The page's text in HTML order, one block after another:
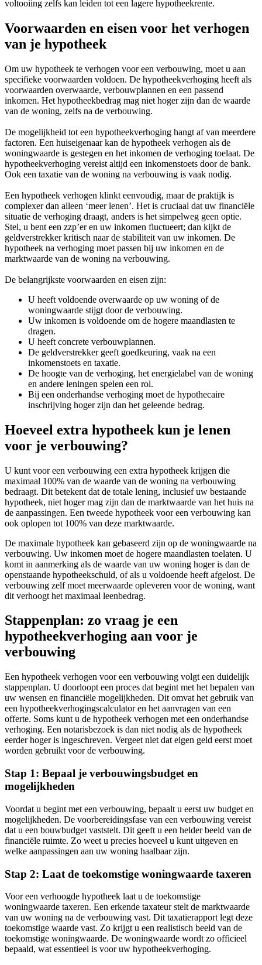
voltooiing zelfs kan leiden tot een lagere hypotheekrente.
Voorwaarden en eisen voor het verhogen
van je hypotheek
Om uw hypotheek te verhogen voor een verbouwing, moet u aan
specifieke voorwaarden voldoen. De hypotheekverhoging heeft als
voorwaarden overwaarde, verbouwplannen en een passend
inkomen. Het hypotheekbedrag mag niet hoger zijn dan de waarde
van de woning, zelfs na de verbouwing.
De mogelijkheid tot een hypotheekverhoging hangt af van meerdere
factoren. Een huiseigenaar kan de hypotheek verhogen als de
woningwaarde is gestegen en het inkomen de verhoging toelaat. De
hypotheekverhoging vereist altijd een inkomenstoets door de bank.
Ook een taxatie van de woning na verbouwing is vaak nodig.
Een hypotheek verhogen klinkt eenvoudig, maar de praktijk is
complexer dan alleen ‘meer lenen’. Het is cruciaal dat uw financiële
situatie de verhoging draagt, anders is het simpelweg geen optie.
Stel, u bent een zzp’er en uw inkomen fluctueert; dan kijkt de
geldverstrekker kritisch naar de stabiliteit van uw inkomen. De
hypotheek na verhoging moet passen bij uw inkomen en de
marktwaarde van de woning na verbouwing.
De belangrijkste voorwaarden en eisen zijn:
U heeft voldoende overwaarde op uw woning of de
woningwaarde stijgt door de verbouwing.
Uw inkomen is voldoende om de hogere maandlasten te
dragen.
U heeft concrete verbouwplannen.
De geldverstrekker geeft goedkeuring, vaak na een
inkomenstoets en taxatie.
De hoogte van de verhoging, het energielabel van de woning
en andere leningen spelen een rol.
Bij een onderhandse verhoging moet de hypothecaire
inschrijving hoger zijn dan het geleende bedrag.
Hoeveel extra hypotheek kun je lenen
voor je verbouwing?
U kunt voor een verbouwing een extra hypotheek krijgen die
maximaal 100% van de waarde van de woning na verbouwing
bedraagt. Dit betekent dat de totale lening, inclusief uw bestaande
hypotheek, niet hoger mag zijn dan de marktwaarde van het huis na
de aanpassingen. Een tweede hypotheek voor een verbouwing kan
ook oplopen tot 100% van deze marktwaarde.
De maximale hypotheek kan gebaseerd zijn op de woningwaarde na
verbouwing. Uw inkomen moet de hogere maandlasten toelaten. U
komt in aanmerking als de waarde van uw woning hoger is dan de
openstaande hypotheekschuld, of als u voldoende heeft afgelost. De
verbouwing zelf moet meerwaarde opleveren voor de woning, want
dit verhoogt het maximaal leenbedrag.
Stappenplan: zo vraag je een
hypotheekverhoging aan voor je
verbouwing
Een hypotheek verhogen voor een verbouwing volgt een duidelijk
stappenplan. U doorloopt een proces dat begint met het bepalen van
uw wensen en financiële mogelijkheden. Dit omvat het gebruik van
een hypotheekverhogingscalculator en het aanvragen van een
offerte. Soms kunt u de hypotheek verhogen met een onderhandse
verhoging. Een notarisbezoek is dan niet nodig als de hypotheek
eerder hoger is ingeschreven. Vergeet niet dat eigen geld eerst moet
worden gebruikt voor de verbouwing.
Stap 1: Bepaal je verbouwingsbudget en
mogelijkheden
Voordat u begint met een verbouwing, bepaalt u eerst uw budget en
mogelijkheden. De voorbereidingsfase van een verbouwing vereist
dat u een bouwbudget vaststelt. Dit geeft u een helder beeld van de
financiële ruimte. Zo weet u precies hoeveel u kunt uitgeven en
welke aanpassingen aan uw woning haalbaar zijn.
Stap 2: Laat de toekomstige woningwaarde taxeren
Voor een verhoogde hypotheek laat u de toekomstige
woningwaarde taxeren. Een erkende taxateur stelt de marktwaarde
van uw woning na de verbouwing vast. Dit taxatierapport legt deze
toekomstige waarde vast. Zo krijgt u een realistisch beeld van de
toekomstige woningwaarde. De woningwaarde wordt zo officieel
bepaald, wat essentieel is voor uw hypotheekverhoging.